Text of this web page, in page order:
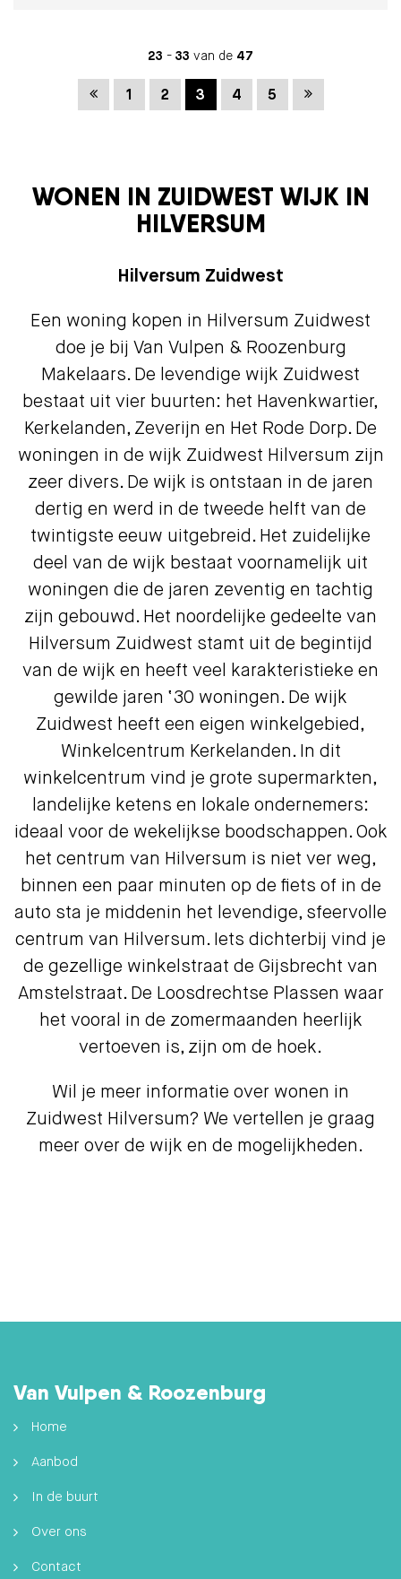
23 - 33 van de 47
Vorige
1 2 3 4 5 Volgende
WONEN IN ZUIDWEST WIJK IN
HILVERSUM
Hilversum Zuidwest
Een woning kopen in Hilversum Zuidwest
doe je bij Van Vulpen & Roozenburg
Makelaars. De levendige wijk Zuidwest
bestaat uit vier buurten: het Havenkwartier,
Kerkelanden, Zeverijn en Het Rode Dorp. De
woningen in de wijk Zuidwest Hilversum zijn
zeer divers. De wijk is ontstaan in de jaren
dertig en werd in de tweede helft van de
twintigste eeuw uitgebreid. Het zuidelijke
deel van de wijk bestaat voornamelijk uit
woningen die de jaren zeventig en tachtig
zijn gebouwd. Het noordelijke gedeelte van
Hilversum Zuidwest stamt uit de begintijd
van de wijk en heeft veel karakteristieke en
gewilde jaren ‘30 woningen. De wijk
Zuidwest heeft een eigen winkelgebied,
Winkelcentrum Kerkelanden. In dit
winkelcentrum vind je grote supermarkten,
landelijke ketens en lokale ondernemers:
ideaal voor de wekelijkse boodschappen. Ook
het centrum van Hilversum is niet ver weg,
binnen een paar minuten op de fiets of in de
auto sta je middenin het levendige, sfeervolle
centrum van Hilversum. Iets dichterbij vind je
de gezellige winkelstraat de Gijsbrecht van
Amstelstraat. De Loosdrechtse Plassen waar
het vooral in de zomermaanden heerlijk
vertoeven is, zijn om de hoek.
Wil je meer informatie over wonen in
Zuidwest Hilversum? We vertellen je graag
meer over de wijk en de mogelijkheden.
Van Vulpen & Roozenburg
Home
Aanbod
In de buurt
Over ons
Contact